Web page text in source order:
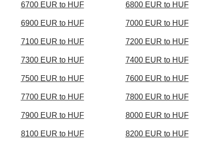
6700 EUR to HUF 6800 EUR to HUF
6900 EUR to HUF 7000 EUR to HUF
7100 EUR to HUF 7200 EUR to HUF
7300 EUR to HUF 7400 EUR to HUF
7500 EUR to HUF 7600 EUR to HUF
7700 EUR to HUF 7800 EUR to HUF
7900 EUR to HUF 8000 EUR to HUF
8100 EUR to HUF 8200 EUR to HUF